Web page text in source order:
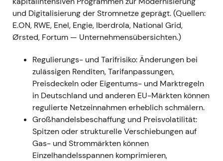
Netzgeschäft – der Fokus verlagerte sich auf
Volumen- und RAB-Wachstum sowie die
konsequente Umsetzung von
auf höhere regulatorische Renditen zu setzen. -
Charttechnik:Kursdruck, Rücksetzer und erhöhte
Volatilität bei regulierten Versorgern, da der Markt
langfristige regulierte Cashflows neu bepreiste.
---
2022 — Energiemarktschock und stärkere
Fokussierung auf Netzinfrastruktur
und Digitalisierung der Stromnetze geprägt. (Quellen:
E.ON, RWE, Enel, Engie, Iberdrola, National Grid,
Ørsted, Fortum — Unternehmensübersichten.)
Regulierungs- und Tarifrisiko: Änderungen bei
zulässigen Renditen, Tarifanpassungen,
Preisdeckeln oder Eigentums- und Marktregeln
in Deutschland und anderen EU-Märkten können
regulierte Netzeinnahmen erheblich schmälern.
Großhandelsbeschaffung und Preisvolatilität:
Spitzen oder strukturelle Verschiebungen auf
Gas- und Strommärkten können
Einzelhandelsspannen komprimieren,